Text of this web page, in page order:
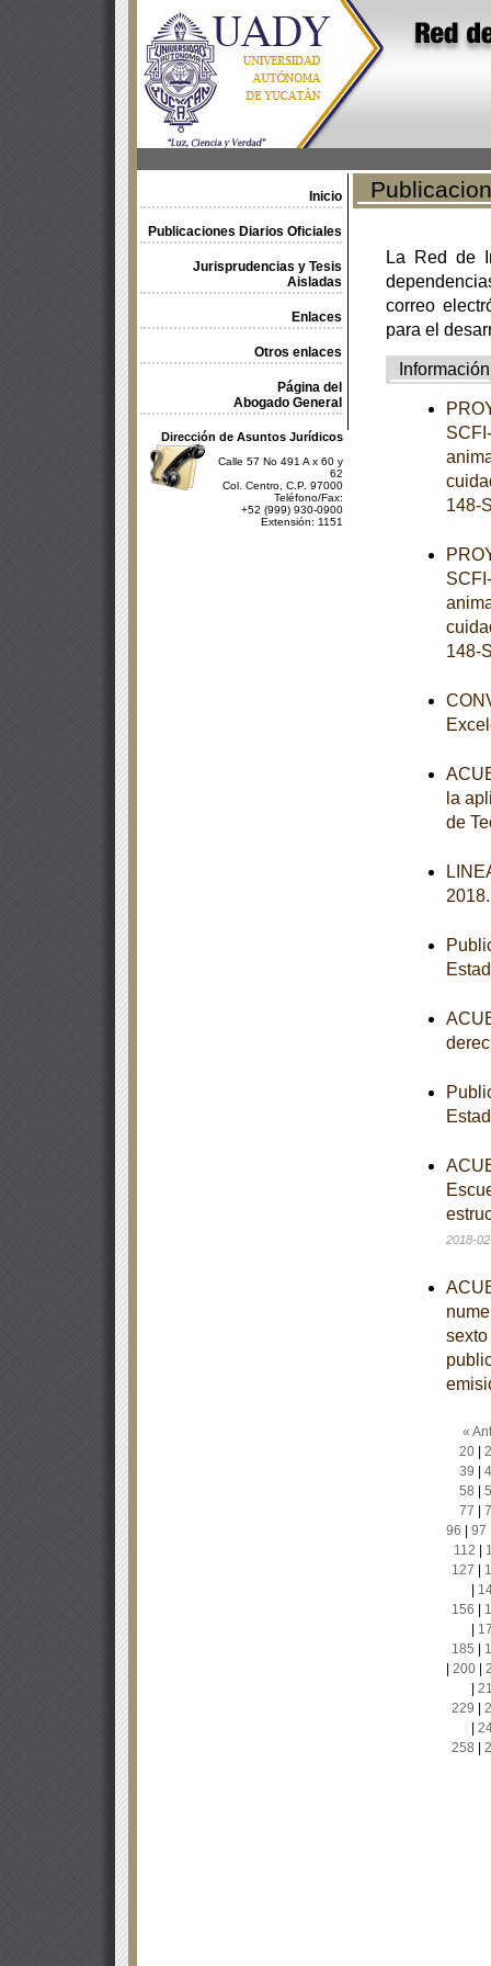
Inicio
Publicaciones Diarios Oficiales
Jurisprudencias y Tesis
Aisladas
Enlaces
Otros enlaces
Página del
Abogado General
Dirección de Asuntos Jurídicos
Calle 57 No 491 A x 60 y
62
Col. Centro, C.P. 97000
Teléfono/Fax:
+52 (999) 930-0900
Extensión: 1151
La Red de
correo
para el
Información
148-
148-
la
de
2018-
«
20|
39
58
77
96
97
112
127
156
185
200|
229
258